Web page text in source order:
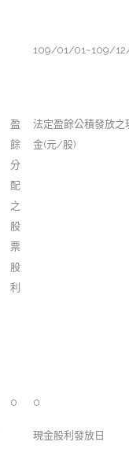
109/01/01~109/
盈
餘
分
配
之
股
票
股
利
法定盈餘公積發放之
金(元/股)
0 0
現金股利發放日